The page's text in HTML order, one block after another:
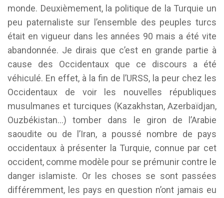
monde. Deuxièmement, la politique de la Turquie un
peu paternaliste sur l’ensemble des peuples turcs
était en vigueur dans les années 90 mais a été vite
abandonnée. Je dirais que c’est en grande partie à
cause des Occidentaux que ce discours a été
véhiculé. En effet, à la fin de l’URSS, la peur chez les
Occidentaux de voir les nouvelles républiques
musulmanes et turciques (Kazakhstan, Azerbaïdjan,
Ouzbékistan…) tomber dans le giron de l’Arabie
saoudite ou de l’Iran, a poussé nombre de pays
occidentaux à présenter la Turquie, connue par cet
occident, comme modèle pour se prémunir contre le
danger islamiste. Or les choses se sont passées
différemment, les pays en question n’ont jamais eu